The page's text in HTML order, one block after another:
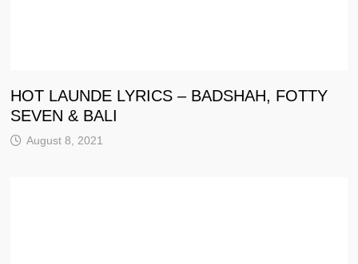
HOT LAUNDE LYRICS – BADSHAH, FOTTY
SEVEN & BALI
August 8, 2021